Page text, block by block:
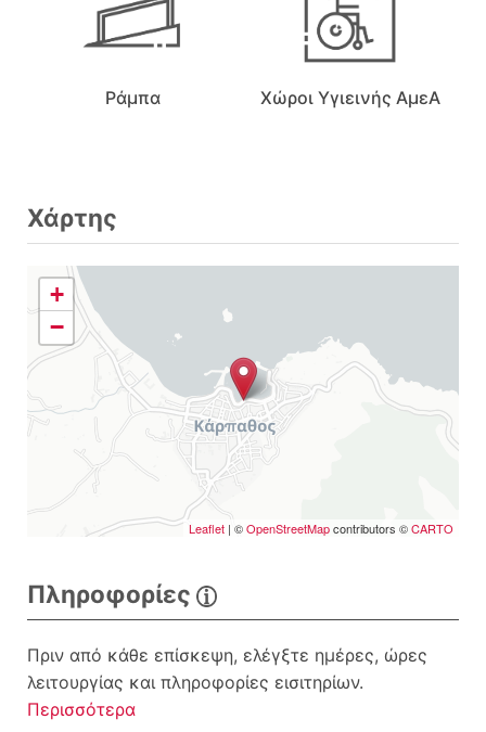
Ράμπα Χώροι Υγιεινής ΑμεΑ
Χάρτης
+
−
Leaflet | ©OpenStreetMapcontributors ©CARTO
Πληροφορίες
Πριν από κάθε επίσκεψη, ελέγξτε ημέρες, ώρες
λειτουργίας και πληροφορίες εισιτηρίων.
Περισσότερα